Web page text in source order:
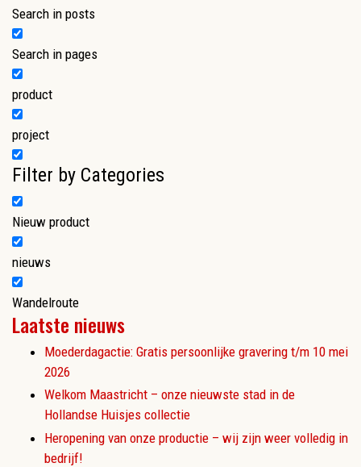
Search in posts
Search in pages
product
project
Filter by Categories
Nieuw product
nieuws
Wandelroute
Laatste nieuws
Moederdagactie: Gratis persoonlijke gravering t/m 10 mei
2026
Welkom Maastricht – onze nieuwste stad in de
Hollandse Huisjes collectie
Heropening van onze productie – wij zijn weer volledig in
bedrijf!